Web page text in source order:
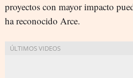
proyectos con mayor impacto
ha reconocido Arce.